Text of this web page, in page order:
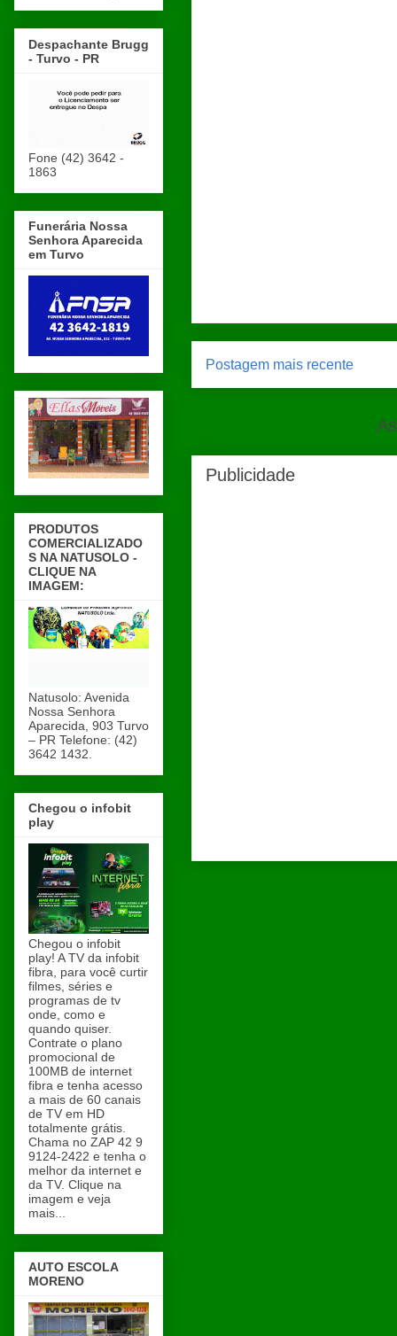
Postagem mais recente
Publicidade
Despachante Brugg
- Turvo - PR
Fone (42) 3642 -
1863
Funerária Nossa
Senhora Aparecida
em Turvo
PRODUTOS
COMERCIALIZADO
S NA NATUSOLO -
CLIQUE NA
IMAGEM:
Natusolo: Avenida
Nossa Senhora
Aparecida, 903 Turvo
– PR Telefone: (42)
3642 1432.
Chegou o infobit
play
Chegou o infobit
play! A TV da infobit
fibra, para você curtir
filmes, séries e
programas de tv
onde, como e
quando quiser.
Contrate o plano
promocional de
100MB de internet
fibra e tenha acesso
a mais de 60 canais
de TV em HD
totalmente grátis.
Chama no ZAP 42 9
9124-2422 e tenha o
melhor da internet e
da TV. Clique na
imagem e veja
mais...
AUTO ESCOLA
MORENO